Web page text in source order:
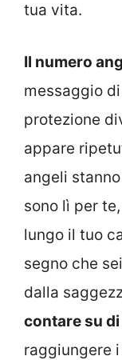
tua vita.
Il numero
messaggio
protezione
appare
angeli
sono lì per
lungo il tuo
segno che
dalla
contare su
raggiungere